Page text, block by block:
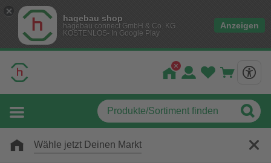
hagebau shop
hagebau connect GmbH & Co. KG
KOSTENLOS- In Google Play
Anzeigen
Wähle jetzt Deinen Markt